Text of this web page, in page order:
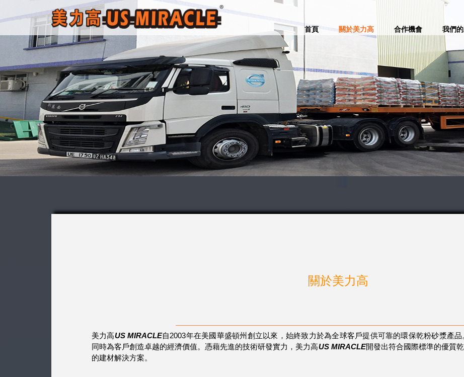
首頁 關於美力高 合作機會 我們
關於美力高
美力高US MIRACLE自2003年在美國華盛頓州創立以來，始終致力於為全球客戶提供可靠的環保乾粉砂漿產
同時為客戶創造卓越的經濟價值。憑藉先進的技術研發實力，美力高US MIRACLE開發出符合國際標準的優質
的建材解決方案。